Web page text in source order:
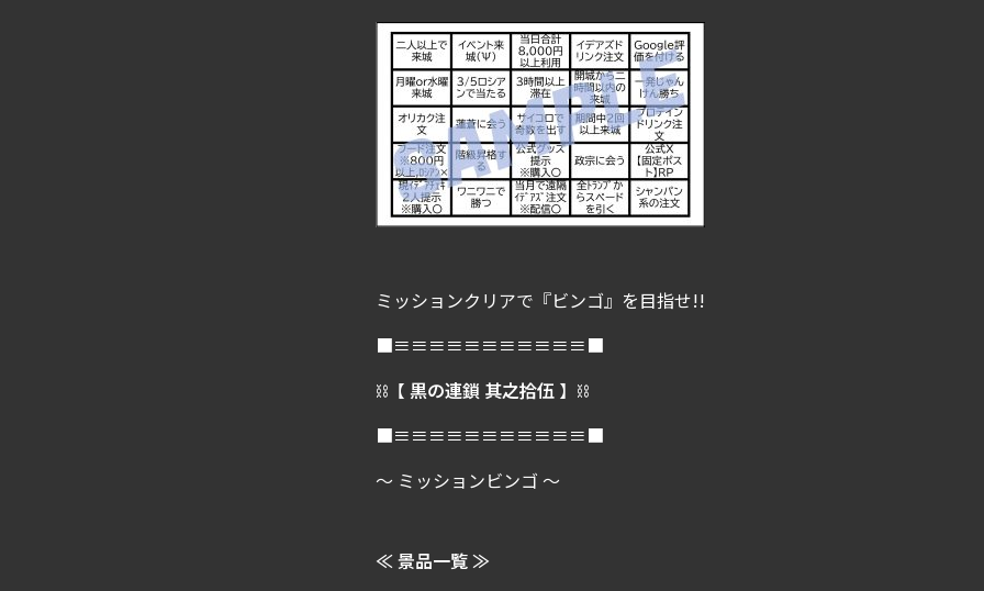
ミッションクリアで『ビンゴ』を目指せ!!
■≡≡≡≡≡≡≡≡≡≡≡■
⛓【 黒の連鎖 其之拾伍 】⛓
■≡≡≡≡≡≡≡≡≡≡≡■
～ ミッションビンゴ ～
≪ 景品一覧 ≫